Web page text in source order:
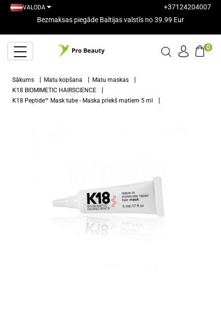
VALODA
+37124204007
Bezmaksas piegāde Baltijas valstīs no 39.99 Eur
0
Sākums Matu kopšana
Matu maskas
K18 BIOMIMETIC HAIRSCIENCE
K18 Peptide™ Mask tube - Maska priekš matiem 5 ml